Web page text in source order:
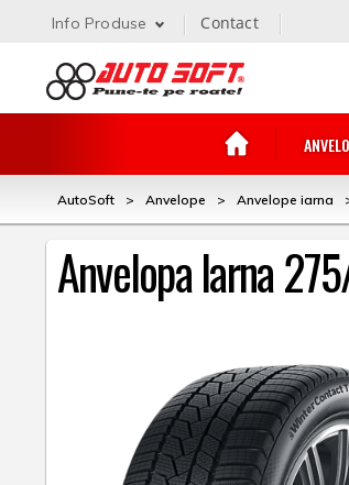
Info Produse Contact
AutoSoft > Anvelope > Anvelope iarna
Anvelopa Iarna